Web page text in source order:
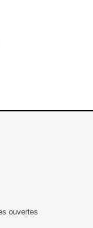
ouvertes